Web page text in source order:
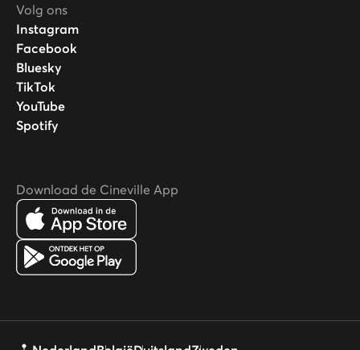
Volg ons
Instagram
Facebook
Bluesky
TikTok
YouTube
Spotify
Download de Cineville App